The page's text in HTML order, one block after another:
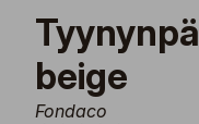
Tyynynpäällinen Tilda,
beige
Fondaco